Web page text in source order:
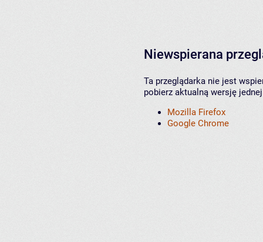
Niewspierana
Ta przeglądarka nie jest
pobierz aktualną wersję
Mozilla Firefox
Google Chrome